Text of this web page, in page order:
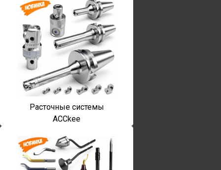
Расточные системы
ACCkee